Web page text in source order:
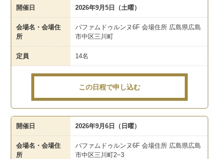
開催日 2026年9月5日（土曜）
会場名・会場住
所
パファムドゥルンヌ6F 会場住所 広島県広島
市中区三川町
定員 14名
この日程で申し込む
開催日 2026年9月6日（日曜）
会場名・会場住
所
パファムドゥルンヌ6F 会場住所 広島県広島
市中区三川町2−3